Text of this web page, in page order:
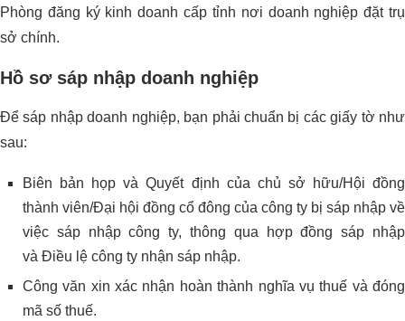
Phòng đăng ký kinh doanh cấp tỉnh nơi doanh nghiệp đặt trụ
sở chính.
Hồ sơ sáp nhập doanh nghiệp
Để sáp nhập doanh nghiệp, bạn phải chuẩn bị các giấy tờ như
sau:
Biên bản họp và Quyết định của chủ sở hữu/Hội đồng
thành viên/Đại hội đồng cổ đông của công ty bị sáp nhập về
việc sáp nhập công ty, thông qua hợp đồng sáp nhập
và Điều lệ công ty nhận sáp nhập.
Công văn xin xác nhận hoàn thành nghĩa vụ thuế và đóng
mã số thuế.